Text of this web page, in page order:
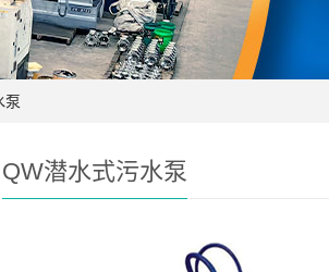
泵
QW潜水式污水泵